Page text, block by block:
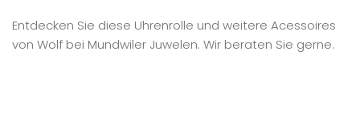
Entdecken Sie diese Uhrenrolle und weitere Acessoires
von Wolf bei Mundwiler Juwelen. Wir beraten Sie gerne.